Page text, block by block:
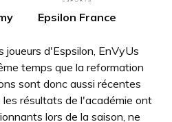
Epsilon France
joueurs d'Espsilon, EnVyUs
temps que la reformation
sont donc aussi récentes
résultats de l'académie ont
lors de la saison, ne